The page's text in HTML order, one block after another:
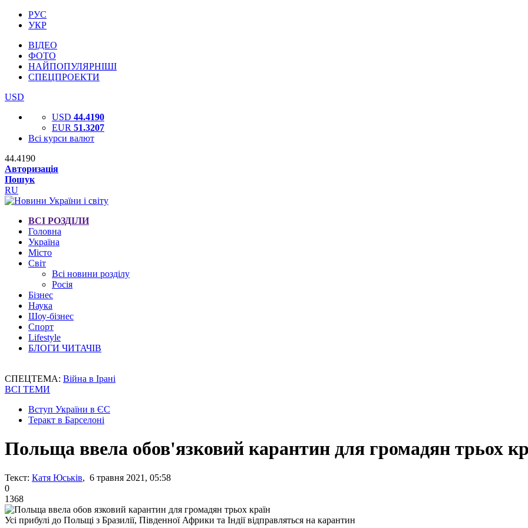
РУС
УКР
ВІДЕО
ФОТО
НАЙПОПУЛЯРНІШІ
СПЕЦПРОЕКТИ
USD
USD 44.4190
EUR 51.3207
Всі курси валют
44.4190
Авторизація
Пошук
RU
ВСІ РОЗДІЛИ
Головна
Україна
Місто
Світ
Всі новини розділу
Росія
Бізнес
Наука
Шоу-бізнес
Спорт
Lifestyle
БЛОГИ ЧИТАЧІВ
СПЕЦТЕМА: Війна в Ірані
ВСІ ТЕМИ
Вступ України в ЄС
Теракт в Барселоні
Польща ввела обов'язковий карантин для громадян трьох
Текст: Катя Юськів, 6 травня 2021, 05:58
0
1368
Усі прибулі до Польщі з Бразилії, Південної Африки та Індії відправляться на карантин